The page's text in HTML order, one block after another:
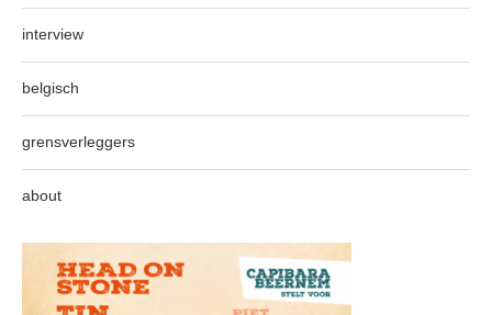
interview
belgisch
grensverleggers
about